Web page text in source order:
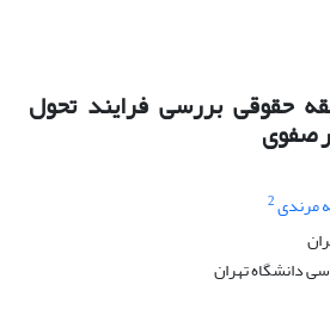
حقوقی بررسی فرایند تحول
صفوی
مرندی2
دانشگاه تهران